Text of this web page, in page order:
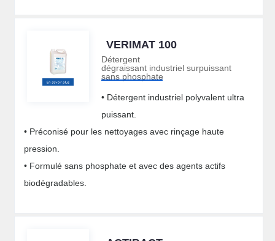
VERIMAT 100
Détergent
dégraissant industriel surpuissant
sans phosphate
• Détergent industriel polyvalent ultra
puissant.
• Préconisé pour les nettoyages avec rinçage haute
pression.
• Formulé sans phosphate et avec des agents actifs
biodégradables.